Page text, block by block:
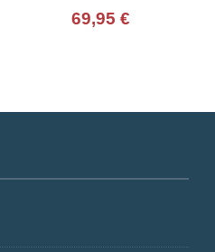
69,95 €